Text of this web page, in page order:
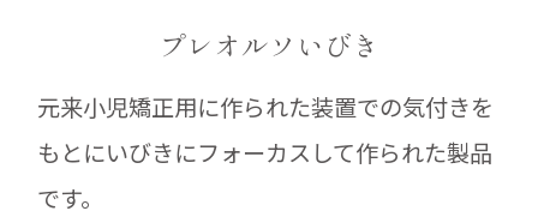
プレオルソいびき
元来小児矯正用に作られた装置での気付きを
もとにいびきにフォーカスして作られた製品
です。